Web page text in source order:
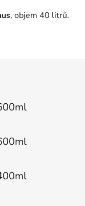
, objem 40 litrů.